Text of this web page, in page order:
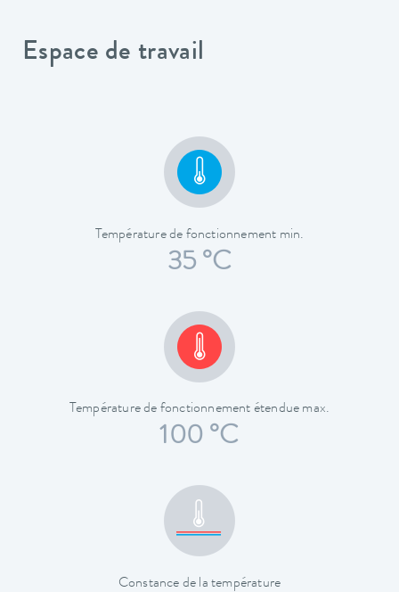
Espace de travail
Température de fonctionnement min.
35 °C
Température de fonctionnement étendue max.
100 °C
Constance de la température